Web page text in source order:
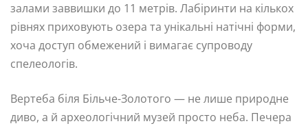
залами заввишки до 11 метрів. Лабіринти на кількох
рівнях приховують озера та унікальні натічні форми,
хоча доступ обмежений і вимагає супроводу
спелеологів.
Вертеба біля Більче-Золотого — не лише природне
диво, а й археологічний музей просто неба. Печера